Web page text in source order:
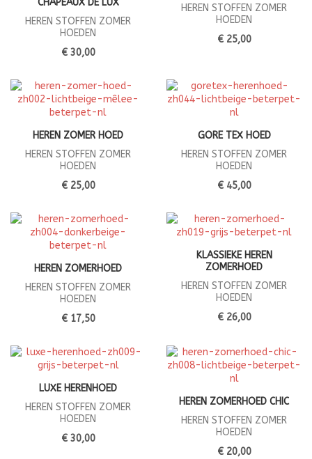
CHAPEAUX DE LUX
HEREN STOFFEN ZOMER
HOEDEN
€ 30,00
HEREN STOFFEN ZOMER
HOEDEN
€ 25,00
HEREN ZOMER HOED
HEREN STOFFEN ZOMER
HOEDEN
€ 25,00
GORE TEX HOED
HEREN STOFFEN ZOMER
HOEDEN
€ 45,00
HEREN ZOMERHOED
HEREN STOFFEN ZOMER
HOEDEN
€ 17,50
KLASSIEKE HEREN
ZOMERHOED
HEREN STOFFEN ZOMER
HOEDEN
€ 26,00
LUXE HERENHOED
HEREN STOFFEN ZOMER
HOEDEN
€ 30,00
HEREN ZOMERHOED CHIC
HEREN STOFFEN ZOMER
HOEDEN
€ 20,00